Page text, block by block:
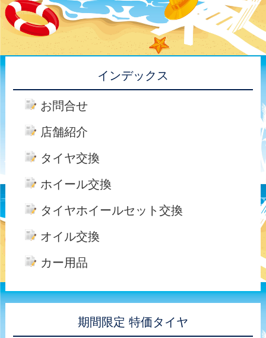
インデックス
お問合せ
店舗紹介
タイヤ交換
ホイール交換
タイヤホイールセット交換
オイル交換
カー用品
期間限定 特価タイヤ